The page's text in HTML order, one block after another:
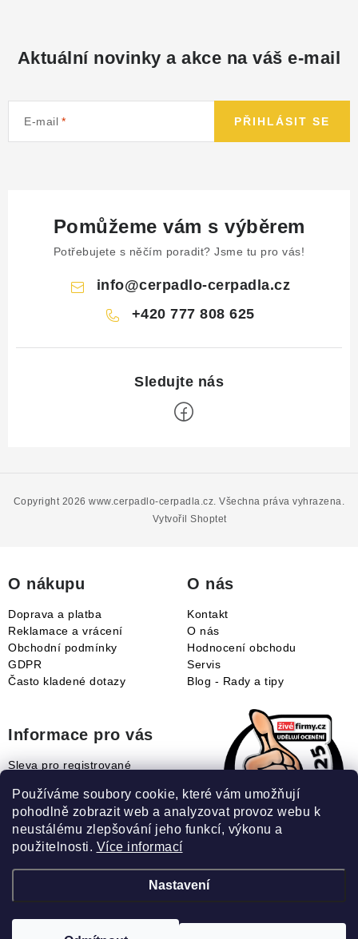
Používáme soubory cookie, které vám umožňují
pohodlně zobrazit web a analyzovat provoz webu k
neustálému zlepšování jeho funkcí, výkonu a
použitelnosti. Více informací
Nastavení
Aktuální novinky a akce na váš e-mail
E-mail PŘIHLÁSIT SE
Pomůžeme vám s výběrem
Potřebujete s něčím poradit? Jsme tu pro vás!
info@cerpadlo-cerpadla.cz
+420 777 808 625
Vytvořil Shoptet
Copyright 2026www.cerpadlo-cerpadla.cz. Všechna práva vyhrazena.
O nákupu
Doprava a platba
Reklamace a vrácení
Obchodní podmínky
GDPR
Často kladené dotazy
O nás
Kontakt
O nás
Hodnocení obchodu
Servis
Blog - Rady a tipy
Informace pro vás
Sleva pro registrované
Jak uplatnit slevový kupón?
Jak nakupovat?
Slovník pojmů
Recenze našeho eshopu: